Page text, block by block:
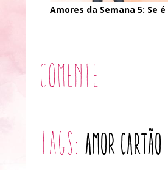
Amores da Semana 5: Se
Comente
tags: amorcartão